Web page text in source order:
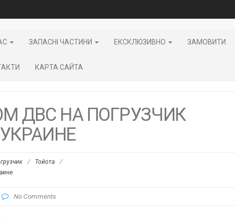
ЗАПАСНІ ЧАСТИНИ ЕКСКЛЮЗИВНО ЗАМОВИТИ
КАРТА САЙТА
ДВС НА ПОГРУЗЧИК
/ Тойота
/
No Comments